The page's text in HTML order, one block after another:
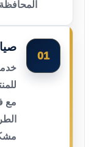
01
مع